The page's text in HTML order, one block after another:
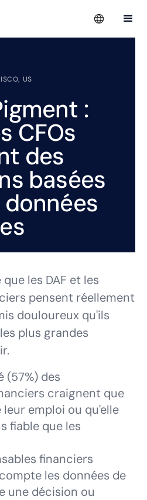
US
:
CFOs
des
basées
les DAF et les
pensent réellement
douloureux qu'ils
plus grandes
(57%) des
craignent que
leur emploi ou qu'elle
fiable que les
financiers
les données de
une décision ou